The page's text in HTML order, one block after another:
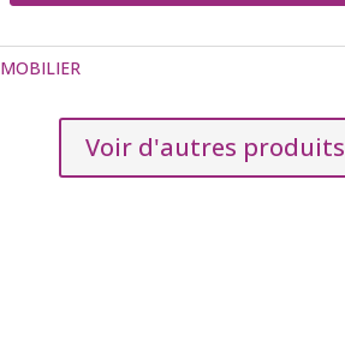
MOBILIER
Voir d'autres produits